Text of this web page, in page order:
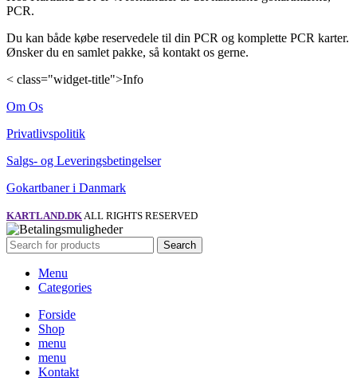
PCR.
Du kan både købe reservedele til din PCR og komplette PCR karter.
Ønsker du en samlet pakke, så kontakt os gerne.
< class="widget-title">Info
Om Os
Privatlivspolitik
Salgs- og Leveringsbetingelser
Gokartbaner i Danmark
KARTLAND.DKALL RIGHTS RESERVED
Search
Menu
Categories
Forside
Shop
menu
menu
Kontakt